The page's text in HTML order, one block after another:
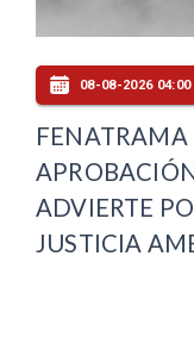
08-08-2026 04:00
FENATRAMA
ADVIERTE
JUSTICIA